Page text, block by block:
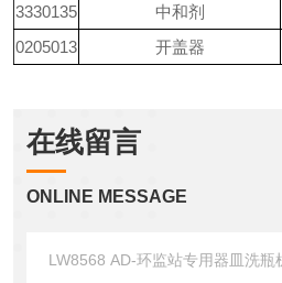
3330135
中和剂
0205013
开盖器
在线留言
ONLINE MESSAGE